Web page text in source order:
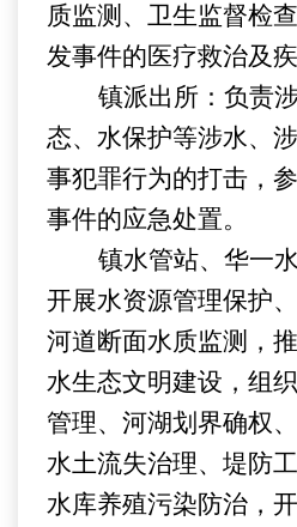
质监测、卫生监督检
发事件的医疗救治及
镇派出所： 负责
态、水保护等涉水、
事犯罪行为的打击，
事件的应急处置。
镇水管站、华一
开展水资源管理保护
河道断面水质监测，
水生态文明建设，组
管理、河湖划界确权
水土流失治理、堤防
水库养殖污染防治 ，